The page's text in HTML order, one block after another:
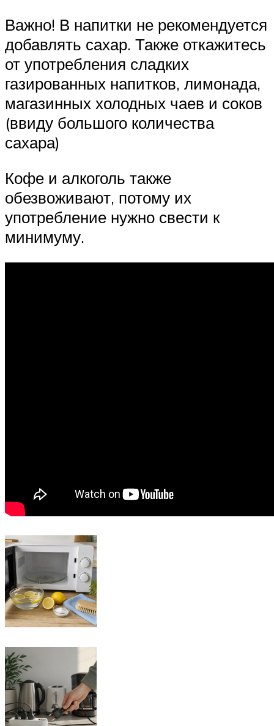
Важно! В напитки не рекомендуется
добавлять сахар. Также откажитесь
от употребления сладких
газированных напитков, лимонада,
магазинных холодных чаев и соков
(ввиду большого количества
сахара)
Кофе и алкоголь также
обезвоживают, потому их
употребление нужно свести к
минимуму.